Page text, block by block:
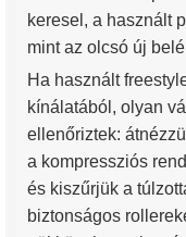
keresel, a használt
mint az olcsó új
Ha használt
kínálatából, olyan
ellenőriztek:
a kompressziós
és kiszűrjük a
biztonságos